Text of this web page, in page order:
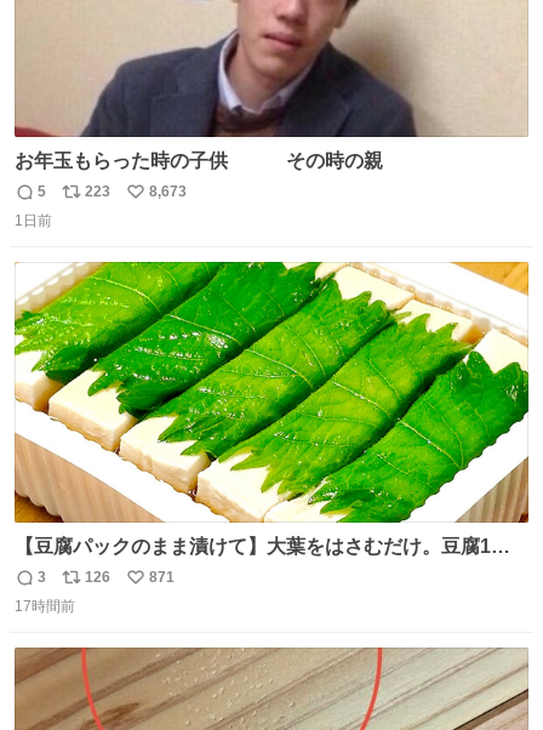
お年玉もらった時の子供 その時の親
返
信
5
リ
ト
数
223
い
数
8,673
1日前
【豆腐パックのまま漬けて】大葉をはさむだけ。豆腐1
丁、秒でなくなる 豆腐に大葉をはさんで、めんつゆに漬け
るだけ。冷蔵庫で置くだけで味がしみ込み、さっぱりなの
い日にもぴったりの大葉と豆腐の漬けレシピです。 詳しく
はリプ欄を見てね👇
返
信
3
リ
ポ
ト
126
い
数
871
17時間前